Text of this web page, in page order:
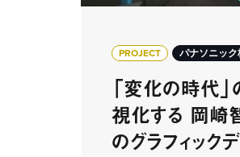
PROJECT パナソニック
「変化の時代
視化する 岡崎
のグラフィック